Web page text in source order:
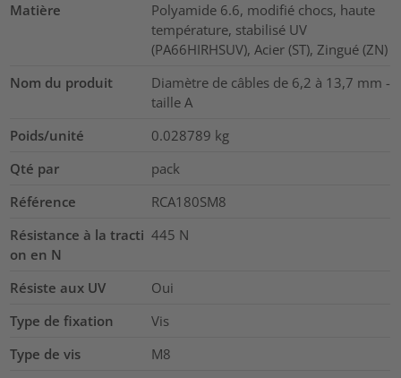
Matière
Polyamide 6.6, modifié chocs, haute
température, stabilisé UV
(PA66HIRHSUV), Acier (ST), Zingué (ZN)
Nom du produit
Diamètre de câbles de 6,2 à 13,7 mm -
taille A
Poids/unité
0.028789 kg
Qté par
pack
Référence
RCA180SM8
Résistance à la tracti
on en N
445 N
Résiste aux UV
Oui
Type de fixation
Vis
Type de vis
M8